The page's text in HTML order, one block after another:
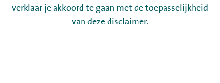
verklaar je akkoord te gaan met de toepasselijkheid
van deze disclaimer.